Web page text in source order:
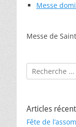
Messe
Messe de
Rechercher :
Articles
Fête de